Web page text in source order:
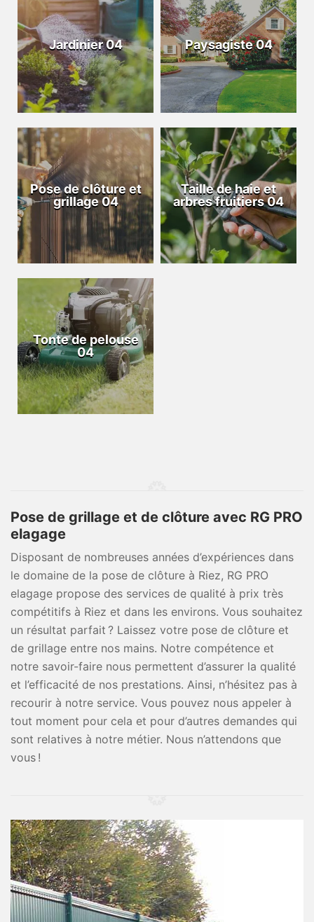
Jardinier 04 Paysagiste 04
Pose de clôture et
grillage 04
Taille de haie et
arbres fruitiers 04
Tonte de pelouse
04
Pose de grillage et de clôture avec RG PRO
elagage
Disposant de nombreuses années d’expériences dans
le domaine de la pose de clôture à Riez, RG PRO
elagage propose des services de qualité à prix très
compétitifs à Riez et dans les environs. Vous souhaitez
un résultat parfait ? Laissez votre pose de clôture et
de grillage entre nos mains. Notre compétence et
notre savoir-faire nous permettent d’assurer la qualité
et l’efficacité de nos prestations. Ainsi, n’hésitez pas à
recourir à notre service. Vous pouvez nous appeler à
tout moment pour cela et pour d’autres demandes qui
sont relatives à notre métier. Nous n’attendons que
vous !